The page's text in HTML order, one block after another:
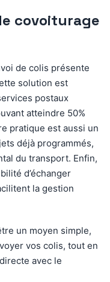
covoiturage
de colis présente
solution est
postaux
atteindre 50%
pratique est aussi un
déjà programmés,
du transport. Enfin,
d’échanger
la gestion
un moyen simple,
vos colis, tout en
avec le